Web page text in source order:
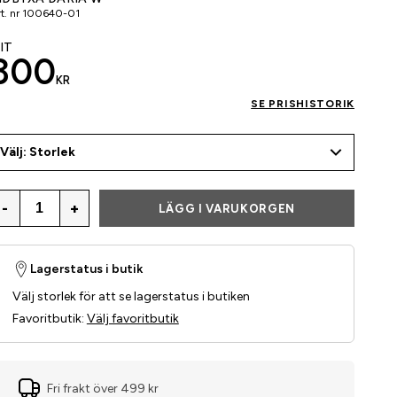
nr 100640-01
KR
SE PRISHISTORIK
Välj: Storlek
- + LÄGG I VARUKORGEN
Lagerstatus i butik
Välj storlek för att se lagerstatus i butiken
Favoritbutik: Välj favoritbutik
Fri frakt över 499 kr